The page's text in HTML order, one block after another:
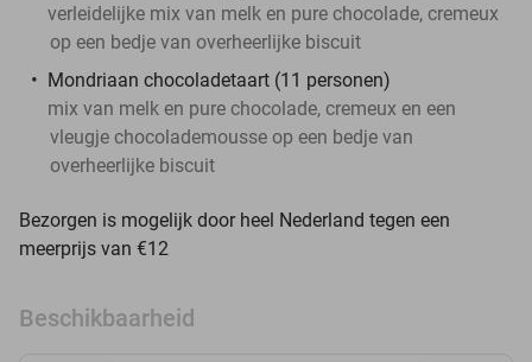
verleidelijke mix van melk en pure chocolade, cremeux
op een bedje van overheerlijke biscuit
Mondriaan chocoladetaart (11 personen)
mix van melk en pure chocolade, cremeux en een
vleugje chocolademousse op een bedje van
overheerlijke biscuit
Bezorgen is mogelijk door heel Nederland tegen een
meerprijs van €12
Beschikbaarheid